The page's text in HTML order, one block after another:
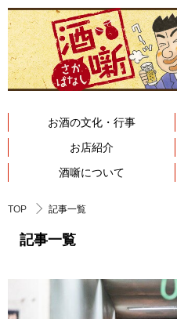
お酒の文化・行事
お店紹介
酒噺について
TOP 記事一覧
記事一覧